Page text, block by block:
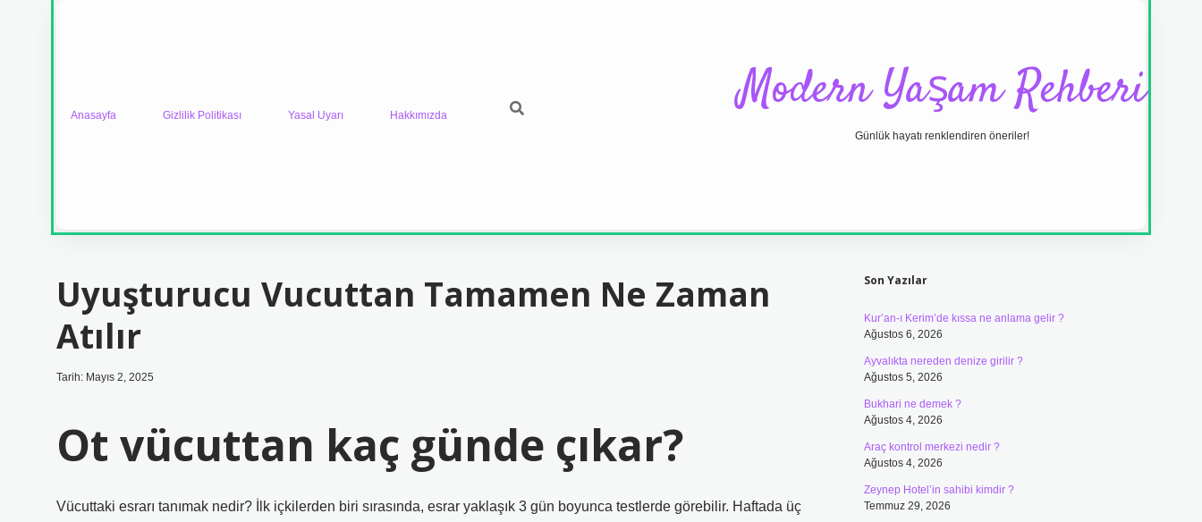
Anasayfa Gizlilik Politikası Yasal Uyarı Hakkımızda Modern Yaşam Rehberi
Günlük hayatı renklendiren öneriler!
Uyuşturucu Vucuttan Tamamen Ne Zaman
Atılır
Tarih: Mayıs 2, 2025
Ot vücuttan kaç günde çıkar?
Vücuttaki esrarı tanımak nedir? İlk içkilerden biri sırasında, esrar yaklaşık 3 gün boyunca testlerde görebilir. Haftada üç
Son Yazılar
Kur’an-ı Kerim’de kıssa ne anlama gelir ?
Ağustos 6, 2026
Ayvalıkta nereden denize girilir ?
Ağustos 5, 2026
Bukhari ne demek ?
Ağustos 4, 2026
Araç kontrol merkezi nedir ?
Ağustos 4, 2026
Zeynep Hotel’in sahibi kimdir ?
Temmuz 29, 2026